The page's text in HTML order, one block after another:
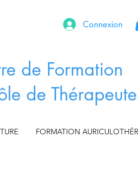
Connexion
de Formation
de
FORMATION